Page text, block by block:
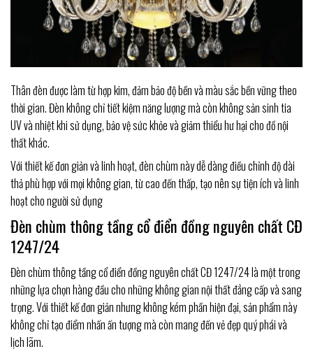
Thân đèn được làm từ hợp kim, đảm bảo độ bền và màu sắc bền vững theo
thời gian. Đèn không chỉ tiết kiệm năng lượng mà còn không sản sinh tia
UV và nhiệt khi sử dụng, bảo vệ sức khỏe và giảm thiểu hư hại cho đồ nội
thất khác.
Với thiết kế đơn giản và linh hoạt, đèn chùm này dễ dàng điều chỉnh độ dài
thả phù hợp với mọi không gian, từ cao đến thấp, tạo nên sự tiện ích và linh
hoạt cho người sử dụng
Đèn chùm thông tầng cổ điển đồng nguyên chất CĐ
1247/24
Đèn chùm thông tầng cổ điển đồng nguyên chất CĐ 1247/24 là một trong
những lựa chọn hàng đầu cho những không gian nội thất đẳng cấp và sang
trọng. Với thiết kế đơn giản nhưng không kém phần hiện đại, sản phẩm này
không chỉ tạo điểm nhấn ấn tượng mà còn mang đến vẻ đẹp quý phái và
lịch lãm.